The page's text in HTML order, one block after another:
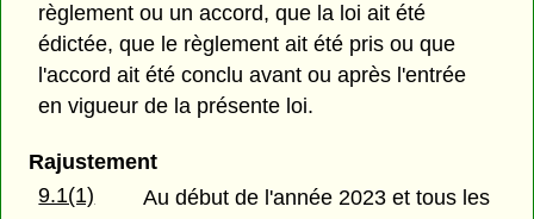
règlement ou un accord, que la loi ait été
édictée, que le règlement ait été pris ou que
l'accord ait été conclu avant ou après l'entrée
en vigueur de la présente loi.
Rajustement
9.1(1)
Au début de l'année 2023 et tous les